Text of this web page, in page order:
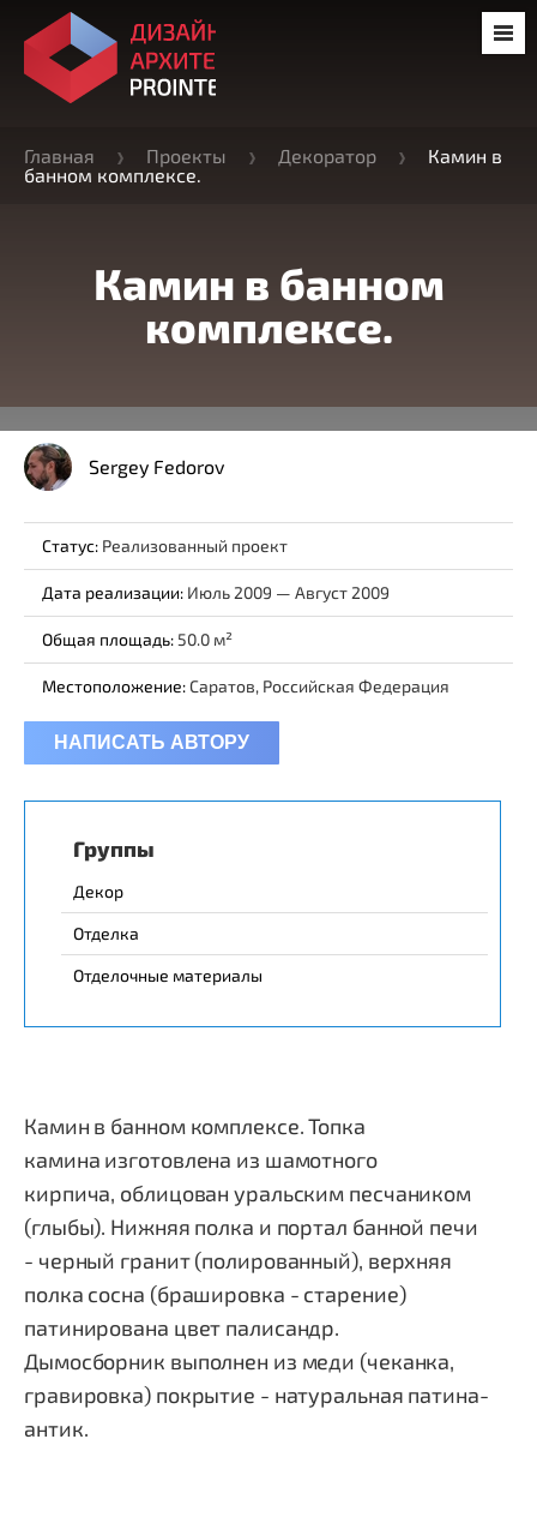
Главная Проекты Декоратор
Камин в
банном комплексе.
Камин в банном
комплексе.
Sergey Fedorov
Статус: Реализованный проект
Дата реализации: Июль 2009 — Август 2009
Общая площадь: 50.0
Местоположение:Саратов, Российская Федерация
НАПИСАТЬ АВТОРУ
Группы
Декор
Отделка
Отделочные материалы
Камин в банном комплексе. Топка
камина изготовлена из шамотного
кирпича, облицован уральским песчаником
(глыбы). Нижняя полка и портал банной печи
- черный гранит (полированный), верхняя
полка сосна (брашировка - старение)
патинирована цвет палисандр.
Дымосборник выполнен из меди (чеканка,
гравировка) покрытие - натуральная патина-
антик.